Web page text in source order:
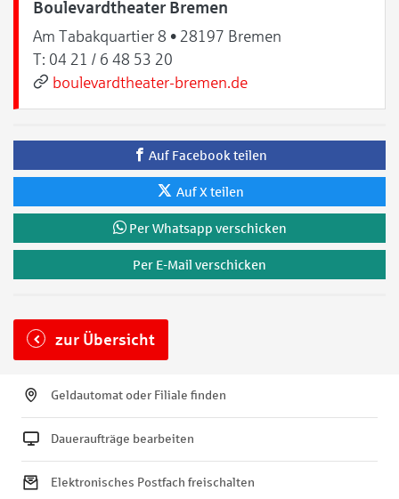
Boulevardtheater Bremen
Am Tabakquartier 8 • 28197 Bremen
T: 04 21 / 6 48 53 20
boulevardtheater-bremen.de
Auf Facebook teilen
Auf X teilen
Per Whatsapp verschicken
Per E-Mail verschicken
zur Übersicht
Geldautomat oder Filiale finden
Daueraufträge bearbeiten
Elektronisches Postfach freischalten